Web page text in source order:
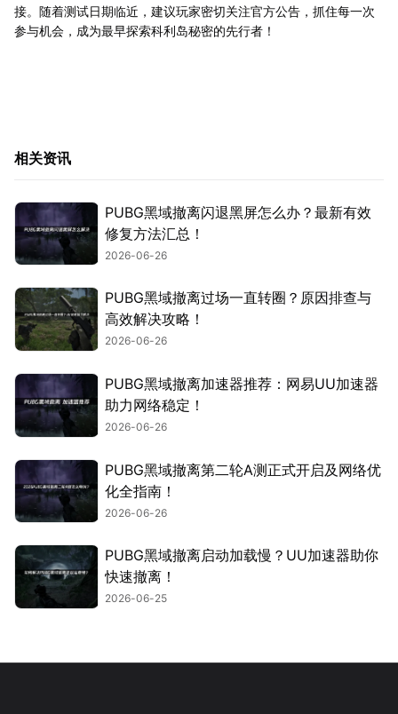
接。随着测试日期临近，建议玩家密切关注官方公告，抓住每一次
参与机会，成为最早探索科利岛秘密的先行者！
相关资讯
PUBG黑域撤离闪退黑屏怎么办？最新有效
修复方法汇总！
2026-06-26
PUBG黑域撤离过场一直转圈？原因排查与
高效解决攻略！
2026-06-26
PUBG黑域撤离加速器推荐：网易UU加速器
助力网络稳定！
2026-06-26
PUBG黑域撤离第二轮A测正式开启及网络优
化全指南！
2026-06-26
PUBG黑域撤离启动加载慢？UU加速器助你
快速撤离！
2026-06-25